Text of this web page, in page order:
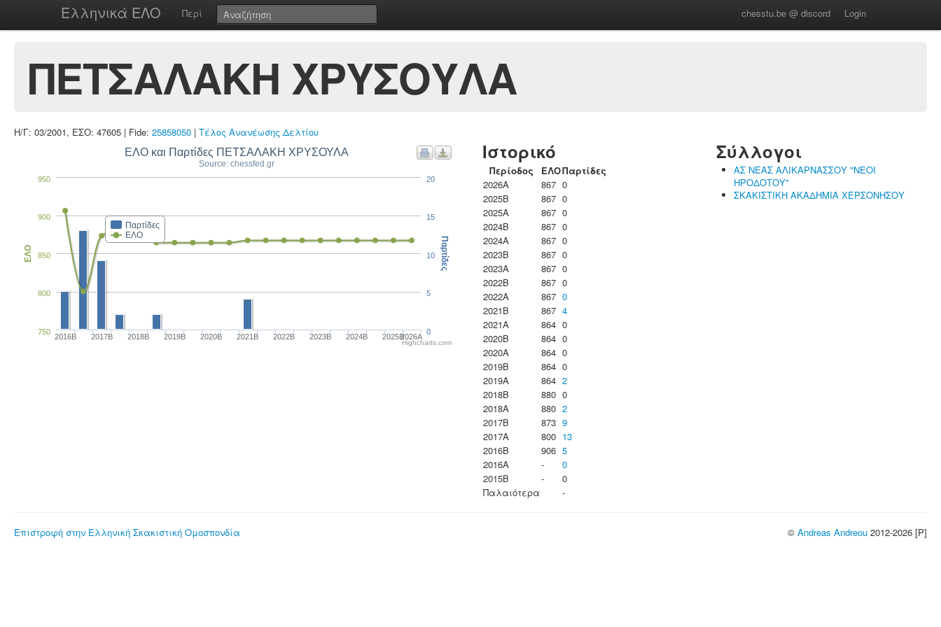
Ελληνικά ΕΛΟ Περί chesstu.be @ discord Login
ΠΕΤΣΑΛΑΚΗ ΧΡΥΣΟΥΛΑ
Η/Γ: 03/2001, ΕΣΟ: 47605 | Fide: 25858050 | Τέλος Ανανέωσης Δελτίου
ΕΛΟ και Παρτίδες ΠΕΤΣΑΛΑΚΗ ΧΡΥΣΟΥΛΑ
Source: chessfed.gr
Παρτίδες
ΕΛΟ
2016B 2017B 2018B 2019B 2020B 2021B 2022B 2023B 2024B 2025B2026A
800
850
900
750
950
ΕΛΟ
0
5
10
15
20
Παρτίδες
Highcharts.com
Ιστορικό
Περίοδος ΕΛΟΠαρτίδες
2026A
867 0
2025B
867 0
2025A
867 0
2024B
867 0
2024A
867 0
2023B
867 0
2023Α
867 0
2022B
867 0
2022A
867 0
2021B
867 4
2021A
864 0
2020B
864 0
2020A
864 0
2019B
864 0
2019A
864 2
2018B
880 0
2018A
880 2
2017B
873 9
2017A
800 13
2016B
906 5
2016A
-
0
2015B
-
0
Παλαιότερα
-
Σύλλογοι
ΑΣ ΝΕΑΣ ΑΛΙΚΑΡΝΑΣΣΟΥ "ΝΕΟΙ
ΗΡΟΔΟΤΟΥ"
ΣΚΑΚΙΣΤΙΚΗ ΑΚΑΔΗΜΙΑ ΧΕΡΣΟΝΗΣΟΥ
Επιστροφή στην Ελληνική Σκακιστική Ομοσπονδία © Andreas Andreou 2012-2026 [P]